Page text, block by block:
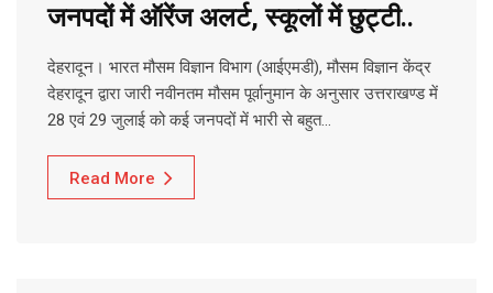
जनपदों में ऑरेंज अलर्ट, स्कूलों में छुट्टी..
देहरादून। भारत मौसम विज्ञान विभाग (आईएमडी), मौसम विज्ञान केंद्र
देहरादून द्वारा जारी नवीनतम मौसम पूर्वानुमान के अनुसार उत्तराखण्ड में
28 एवं 29 जुलाई को कई जनपदों में भारी से बहुत…
Read More